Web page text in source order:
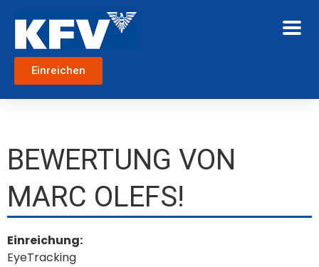
Einreichen
BEWERTUNG VON
MARC OLEFS!
Einreichung:
EyeTracking